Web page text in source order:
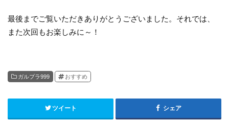
最後までご覧いただきありがとうございました。それでは、
また次回もお楽しみに～！
ガルプラ999 おすすめ
ツイート シェア